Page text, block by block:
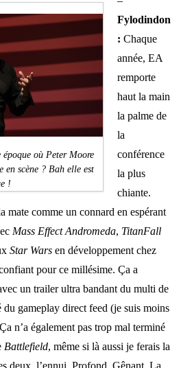
époque où Peter Moore
en scène ? Bah elle est
!
Fylodindon
: Chaque
année, EA
remporte
haut la main
la palme de
la
conférence
la plus
chiante.
mate comme un connard en espérant
Mass Effect Andromeda, TitanFall
Star Wars en développement chez
pour ce millésime. Ça a
un trailer ultra bandant du multi de
du gameplay direct feed (je suis moins
n’a également pas trop mal terminé
Battlefield, même si là aussi je ferais la